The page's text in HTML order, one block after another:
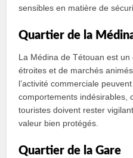
sensibles en matière de
Quartier de la
La Médina de Tétouan est
étroites et de marchés
l’activité commerciale
comportements indésirables,
touristes doivent rester
valeur bien protégés.
Quartier de la Gare